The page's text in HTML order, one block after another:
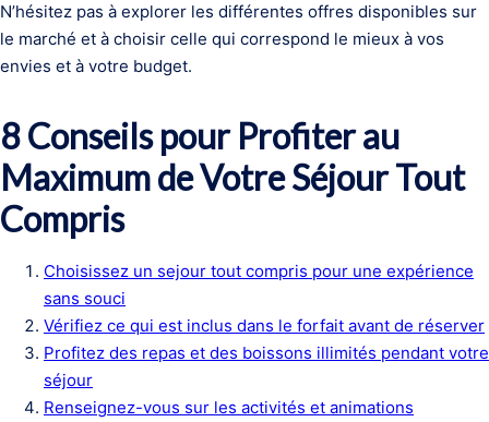
N’hésitez pas à explorer les différentes offres disponibles sur
le marché et à choisir celle qui correspond le mieux à vos
envies et à votre budget.
8 Conseils pour Profiter au
Maximum de Votre Séjour Tout
Compris
Choisissez un sejour tout compris pour une expérience
sans souci
Vérifiez ce qui est inclus dans le forfait avant de réserver
Profitez des repas et des boissons illimités pendant votre
séjour
Renseignez-vous sur les activités et animations